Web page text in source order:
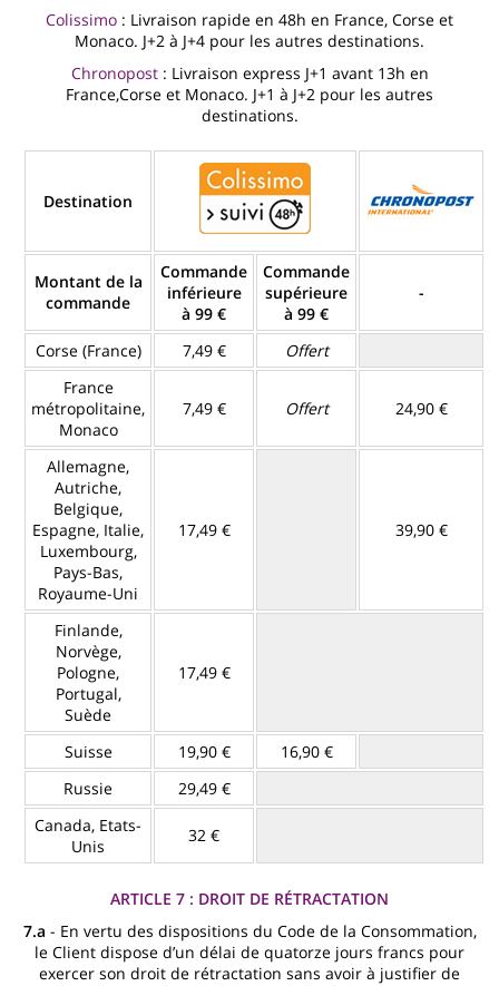
Colissimo : Livraison rapide en 48h en France, Corse et
Monaco. J+2 à J+4 pour les autres destinations.
Chronopost: Livraison express J+1 avant 13h en
France,Corse et Monaco. J+1 à J+2 pour les autres
destinations.
Destination
Montant de la
commande
Commande
inférieure
à 99 €
Commande
supérieure
à 99 €
-
Corse (France) 7,49 €
Offert
France
métropolitaine,
Monaco
7,49 € Offert 24,90 €
Allemagne,
Autriche,
Belgique,
Espagne, Italie,
Luxembourg,
Pays-Bas,
Royaume-Uni
17,49 € 39,90 €
Finlande,
Norvège,
Pologne,
Portugal,
Suède
17,49 €
Suisse 19,90 €
16,90 €
Russie
29,49 €
Canada, Etats-
Unis
32 €
ARTICLE 7 : DROIT DE RÉTRACTATION
7.a - En vertu des dispositions du Code de la Consommation,
le Client dispose d’un délai de quatorze jours francs pour
exercer son droit de rétractation sans avoir à justifier de